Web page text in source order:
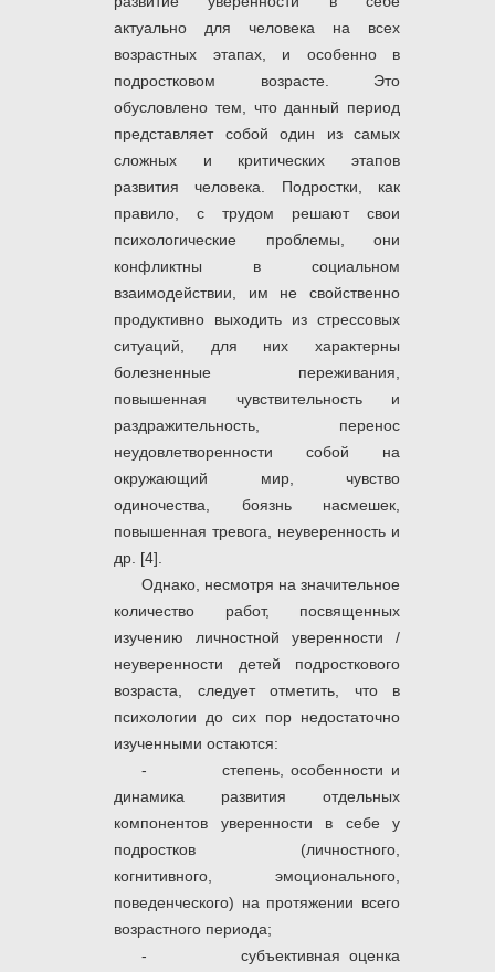
актуально для человека на всех
возрастных этапах, и особенно в
подростковом возрасте. Это
обусловлено тем, что данный период
представляет собой один из самых
сложных и критических этапов
развития человека. Подростки, как
правило, с трудом решают свои
психологические проблемы, они
конфликтны в социальном
взаимодействии, им не свойственно
продуктивно выходить из стрессовых
ситуаций, для них характерны
болезненные переживания,
повышенная чувствительность и
раздражительность, перенос
неудовлетворенности собой на
окружающий мир, чувство
одиночества, боязнь насмешек,
повышенная тревога, неуверенность и
др. [4].
Однако, несмотря на значительное
количество работ, посвященных
изучению личностной уверенности /
неуверенности детей подросткового
возраста, следует отметить, что в
психологии до сих пор недостаточно
изученными остаются:
- степень, особенности и
динамика развития отдельных
компонентов уверенности в себе у
подростков (личностного,
когнитивного, эмоционального,
поведенческого) на протяжении всего
возрастного периода;
- субъективная оценка